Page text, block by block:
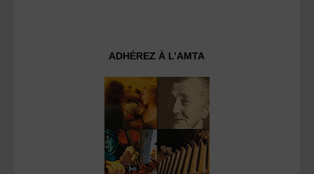
ADHÉREZ À L’AMTA